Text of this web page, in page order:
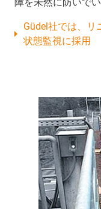
障を未然に防いでい
Güdel社では、リ
状態監視に採用